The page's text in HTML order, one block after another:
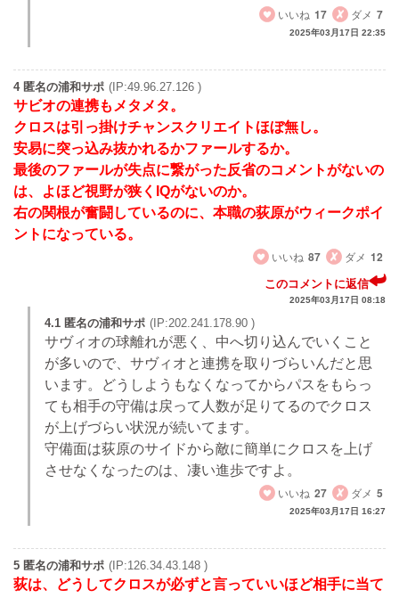
いいね 17 ダメ 7
2025年03月17日 22:35
4 匿名の浦和サポ (IP:49.96.27.126 )
サビオの連携もメタメタ。
クロスは引っ掛けチャンスクリエイトほぼ無し。
安易に突っ込み抜かれるかファールするか。
最後のファールが失点に繋がった反省のコメントがないの
は、よほど視野が狭くIQがないのか。
右の関根が奮闘しているのに、本職の荻原がウィークポイ
ントになっている。
いいね 87 ダメ 12
このコメントに返信
2025年03月17日 08:18
4.1 匿名の浦和サポ (IP:202.241.178.90 )
サヴィオの球離れが悪く、中へ切り込んでいくこと
が多いので、サヴィオと連携を取りづらいんだと思
います。どうしようもなくなってからパスをもらっ
ても相手の守備は戻って人数が足りてるのでクロス
が上げづらい状況が続いてます。
守備面は荻原のサイドから敵に簡単にクロスを上げ
させなくなったのは、凄い進歩ですよ。
いいね 27 ダメ 5
2025年03月17日 16:27
5 匿名の浦和サポ (IP:126.34.43.148 )
荻は、どうしてクロスが必ずと言っていいほど相手に当て